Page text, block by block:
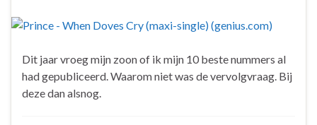
Dit jaar vroeg mijn zoon of ik mijn 10 beste nummers al
had gepubliceerd. Waarom niet was de vervolgvraag. Bij
deze dan alsnog.